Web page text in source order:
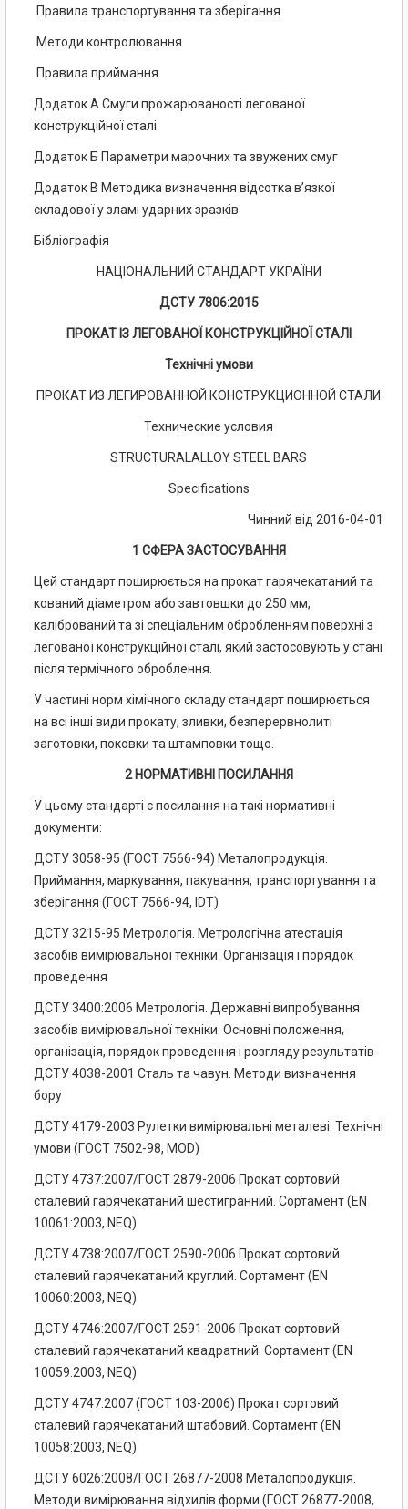
Правила транспортування та зберігання
Методи контролювання
Правила приймання
Додаток А Смуги прожарюваності легованої
конструкційної сталі
Додаток Б Параметри марочних та звужених смуг
Додаток В Методика визначення відсотка в’язкої
складової у зламі ударних зразків
Бібліографія
НАЦІОНАЛЬНИЙ СТАНДАРТ УКРАЇНИ
ДСТУ 7806:2015
ПРОКАТ ІЗ ЛЕГОВАНОЇ КОНСТРУКЦІЙНОЇ СТАЛІ
Технічні умови
ПРОКАТ ИЗ ЛЕГИРОВАННОЙ КОНСТРУКЦИОННОЙ СТАЛИ
Технические условия
STRUCTURALALLOY STEEL BARS
Specifications
Чинний від 2016-04-01
1 СФЕРА ЗАСТОСУВАННЯ
Цей стандарт поширюється на прокат гарячекатаний та
кований діаметром або завтовшки до 250 мм,
калібрований та зі спеціальним обробленням поверхні з
легованої конструкційної сталі, який застосовують у стані
після термічного оброблення.
У частині норм хімічного складу стандарт поширюється
на всі інші види прокату, зливки, безперервнолиті
заготовки, поковки та штамповки тощо.
2 НОРМАТИВНІ ПОСИЛАННЯ
У цьому стандарті є посилання на такі нормативні
документи:
ДСТУ 3058-95 (ГОСТ 7566-94) Металопродукція.
Приймання, маркування, пакування, транспортування та
зберігання (ГОСТ 7566-94, IDT)
ДСТУ 3215-95 Метрологія. Метрологічна атестація
засобів вимірювальної техніки. Організація і порядок
проведення
ДСТУ 3400:2006 Метрологія. Державні випробування
засобів вимірювальної техніки. Основні положення,
організація, порядок проведення і розгляду результатів
ДСТУ 4038-2001 Сталь та чавун. Методи визначення
бору
ДСТУ 4179-2003 Рулетки вимірювальні металеві. Технічні
умови (ГОСТ 7502-98, MOD)
ДСТУ 4737:2007/ГОСТ 2879-2006 Прокат сортовий
сталевий гарячекатаний шестигранний. Сортамент (EN
10061:2003, NEQ)
ДСТУ 4738:2007/ГОСТ 2590-2006 Прокат сортовий
сталевий гарячекатаний круглий. Сортамент (EN
10060:2003, NEQ)
ДСТУ 4746:2007/ГОСТ 2591-2006 Прокат сортовий
сталевий гарячекатаний квадратний. Сортамент (EN
10059:2003, NEQ)
ДСТУ 4747:2007 (ГОСТ 103-2006) Прокат сортовий
сталевий гарячекатаний штабовий. Сортамент (EN
10058:2003, NEQ)
ДСТУ 6026:2008/ГОСТ 26877-2008 Металопродукція.
Методи вимірювання відхилів форми (ГОСТ 26877-2008,